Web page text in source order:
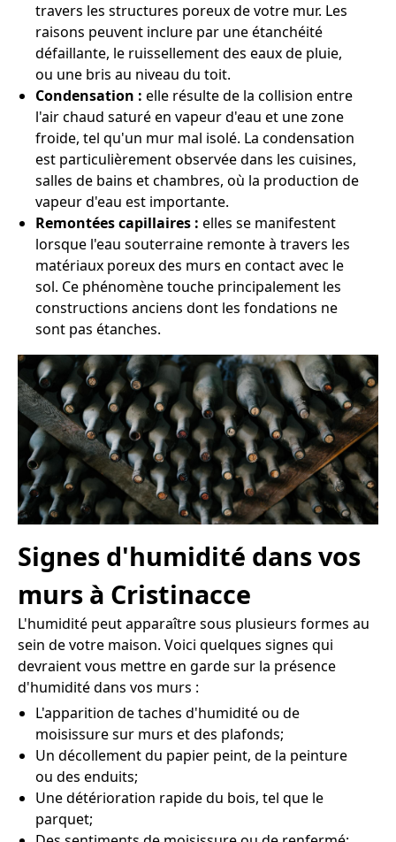
travers les structures poreux de votre mur. Les
raisons peuvent inclure par une étanchéité
défaillante, le ruissellement des eaux de pluie,
ou une bris au niveau du toit.
Condensation : elle résulte de la collision entre
l'air chaud saturé en vapeur d'eau et une zone
froide, tel qu'un mur mal isolé. La condensation
est particulièrement observée dans les cuisines,
salles de bains et chambres, où la production de
vapeur d'eau est importante.
Remontées capillaires : elles se manifestent
lorsque l'eau souterraine remonte à travers les
matériaux poreux des murs en contact avec le
sol. Ce phénomène touche principalement les
constructions anciens dont les fondations ne
sont pas étanches.
Signes d'humidité dans vos
murs à Cristinacce
L'humidité peut apparaître sous plusieurs formes au
sein de votre maison. Voici quelques signes qui
devraient vous mettre en garde sur la présence
d'humidité dans vos murs :
L'apparition de taches d'humidité ou de
moisissure sur murs et des plafonds;
Un décollement du papier peint, de la peinture
ou des enduits;
Une détérioration rapide du bois, tel que le
parquet;